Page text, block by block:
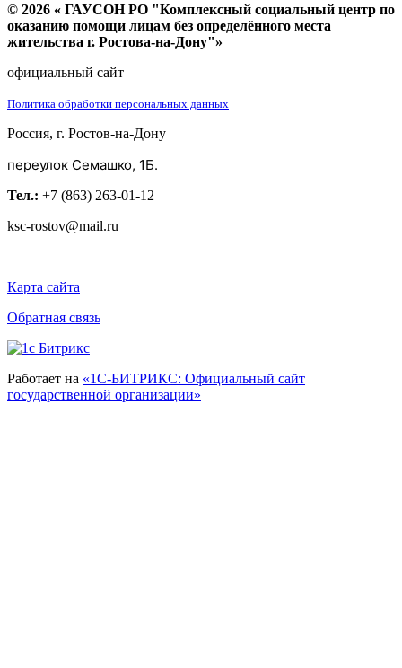
© 2026 « ГАУСОН РО "Комплексный социальный центр по
оказанию помощи лицам без определённого места
жительства г. Ростова-на-Дону"»
официальный сайт
Политика обработки персональных данных
Россия, г. Ростов-на-Дону
переулок Семашко, 1Б.
Тел.: +7 (863) 263-01-12
ksc-rostov@mail.ru
Карта сайта
Обратная связь
Работает на «1С-БИТРИКС: Официальный сайт
государственной организации»